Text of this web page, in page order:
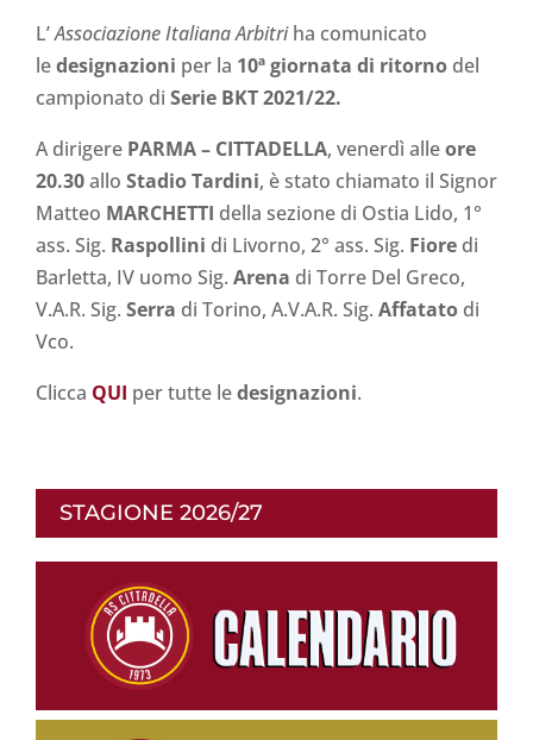
L’Associazione Italiana Arbitriha comunicato
ledesignazioni per la 10ª giornata di ritorno del
campionato di Serie BKT 2021/22.
A dirigere PARMA– CITTADELLA, venerdì alleore
20.30allo Stadio Tardini, è stato chiamato il Signor
Matteo MARCHETTI della sezione di Ostia Lido, 1°
ass. Sig. Raspollini di Livorno, 2° ass. Sig. Fiore di
Barletta, IV uomo Sig. Arena di Torre Del Greco,
V.A.R. Sig. Serra di Torino, A.V.A.R. Sig. Affatato di
Vco.
Clicca QUI per tutte ledesignazioni.
STAGIONE 2026/27